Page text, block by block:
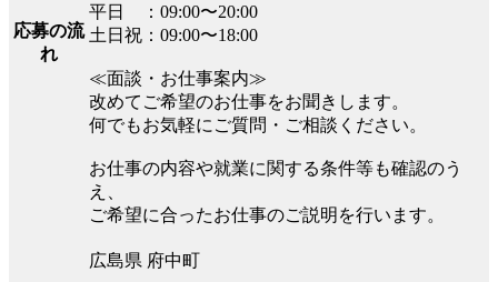
応募の流
れ
平日 ：09:00〜20:00
土日祝：09:00〜18:00
≪面談・お仕事案内≫
改めてご希望のお仕事をお聞きします。
何でもお気軽にご質問・ご相談ください。
お仕事の内容や就業に関する条件等も確認のう
え、
ご希望に合ったお仕事のご説明を行います。
広島県 府中町